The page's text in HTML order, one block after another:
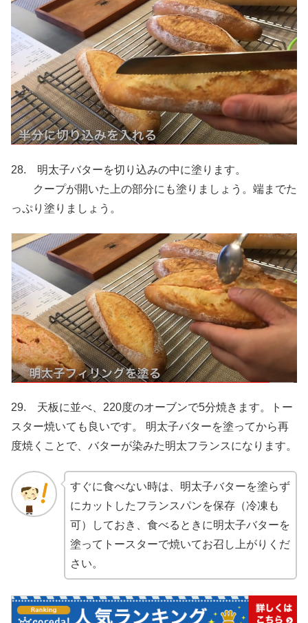
28. 明太子バターを切り込みの中に塗ります。
クープが開いた上の部分にも塗りましょう。端までた
っぷり塗りましょう。
29. 天板に並べ、220度のオーブンで5分焼きます。トー
スター焼いても良いです。 明太子バターを塗ってから再
度焼くことで、バターが染みた明太フランスになります。
すぐに食べない時は、明太子バターを塗らず
にカットしたフランスパンを保存（冷凍も
可）しておき、食べるときに明太子バターを
塗ってトースターで焼いてお召し上がりくだ
さい。